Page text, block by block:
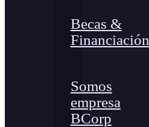
Becas &
Financiación
Somos
empresa
BCorp